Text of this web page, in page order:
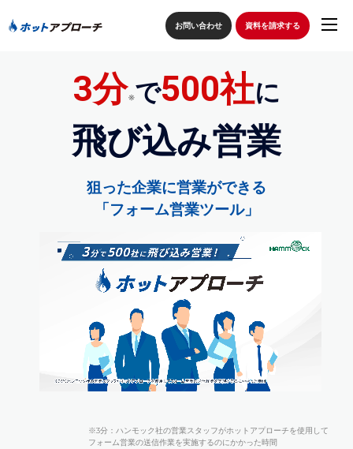
お問い合わせ 資料を請求する
トップページ
フォーム営業とは
価格
資料を請求する
3分※で500社に
飛び込み営業
狙った企業に営業ができる
「フォーム営業ツール」
※3分：ハンモック社の営業スタッフがホットアプローチを使用して
フォーム営業の送信作業を実施するのにかかった時間